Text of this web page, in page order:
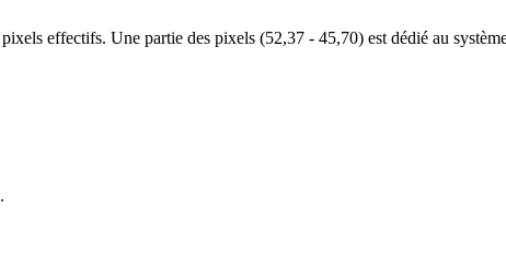
effectifs. Une partie des pixels (52,37 - 45,70) est dédié au